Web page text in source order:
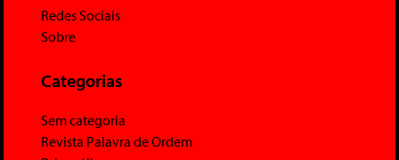
Redes Sociais
Sobre
Categorias
Sem categoria
Revista Palavra de Ordem